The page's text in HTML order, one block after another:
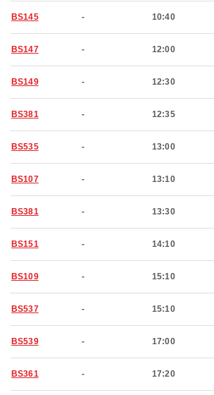
BS145 - 10:40
BS147 - 12:00
BS149 - 12:30
BS381 - 12:35
BS535 - 13:00
BS107 - 13:10
BS381 - 13:30
BS151 - 14:10
BS109 - 15:10
BS537 - 15:10
BS539 - 17:00
BS361 - 17:20